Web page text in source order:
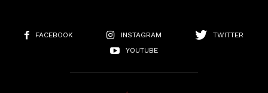
FACEBOOK INSTAGRAM
TWITTER
YOUTUBE